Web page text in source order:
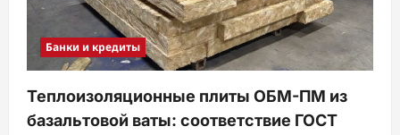
Банки и кредиты
Теплоизоляционные плиты ОБМ-ПМ из
базальтовой ваты: соответствие ГОСТ